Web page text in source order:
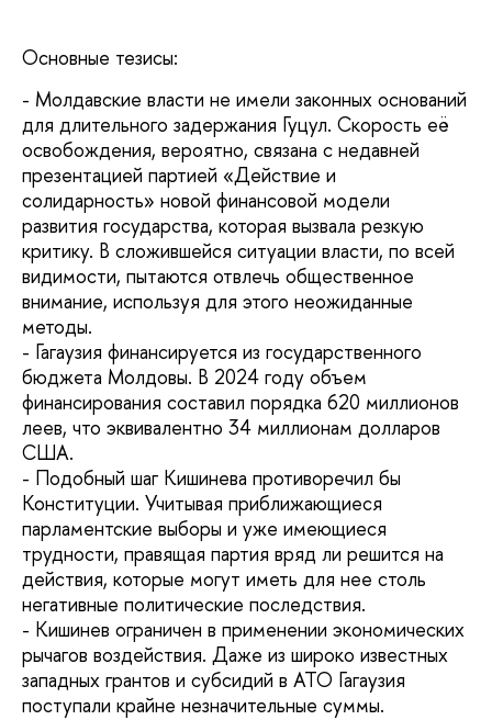
Основные тезисы:
- Молдавские власти не имели законных оснований
для длительного задержания Гуцул. Скорость её
освобождения, вероятно, связана с недавней
презентацией партией «Действие и
солидарность» новой финансовой модели
развития государства, которая вызвала резкую
критику. В сложившейся ситуации власти, по всей
видимости, пытаются отвлечь общественное
внимание, используя для этого неожиданные
методы.
- Гагаузия финансируется из государственного
бюджета Молдовы. В 2024 году объем
финансирования составил порядка 620 миллионов
леев, что эквивалентно 34 миллионам долларов
США.
- Подобный шаг Кишинева противоречил бы
Конституции. Учитывая приближающиеся
парламентские выборы и уже имеющиеся
трудности, правящая партия вряд ли решится на
действия, которые могут иметь для нее столь
негативные политические последствия.
- Кишинев ограничен в применении экономических
рычагов воздействия. Даже из широко известных
западных грантов и субсидий в АТО Гагаузия
поступали крайне незначительные суммы.